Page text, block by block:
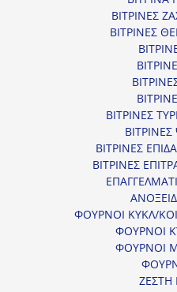
ΒΙΤΡΙΝΕΣ
ΒΙΤΡΙΝΕΣ
ΒΙΤΡΙΝΕΣ
ΒΙΤΡΙΝΕΣ
ΒΙΤΡΙΝΕΣ
ΦΟΥΡΝΟΙ ΚΥΚΛ/
ΦΟΥΡΝΟΙ
ΦΟΥΡΝΟΙ
ΖΕΣΤΗ